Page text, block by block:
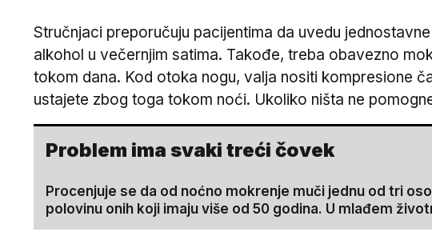
Stručnjaci preporučuju pacijentima da uvedu
alkohol u večernjim satima. Takođe, treba obavezno
tokom dana. Kod otoka nogu, valja nositi kompresione
ustajete zbog toga tokom noći. Ukoliko ništa ne
Problem ima svaki treći čovek
Procenjuje se da od noćno mokrenje muči jednu od tri
polovinu onih koji imaju više od 50 godina. U mlađem